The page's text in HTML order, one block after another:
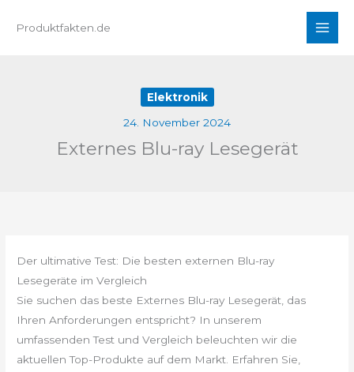
InhaltProduktfakten.de
Elektronik
24. November 2024
Externes Blu-ray Lesegerät
Der ultimative Test: Die besten externen Blu-ray
Lesegeräte im Vergleich
Sie suchen das beste Externes Blu-ray Lesegerät, das
Ihren Anforderungen entspricht? In unserem
umfassenden Test und Vergleich beleuchten wir die
aktuellen Top-Produkte auf dem Markt. Erfahren Sie,